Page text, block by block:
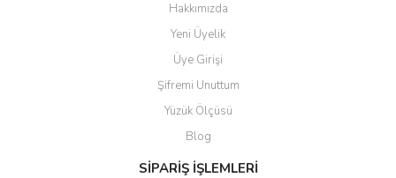
Yorum Yaz
Ürün resmi kalitesiz, bozuk veya görüntülenemiyor.
Ürün açıklamasında eksik bilgiler bulunuyor.
Ürün bilgilerinde hatalar bulunuyor.
Ürün fiyatı diğer sitelerden daha pahalı.
Bu ürüne benzer farklı alternatifler olmalı.
Hakkımızda
Yeni Üyelik
Üye Girişi
Şifremi Unuttum
Yüzük Ölçüsü
Blog
SİPARİŞ İŞLEMLERİ